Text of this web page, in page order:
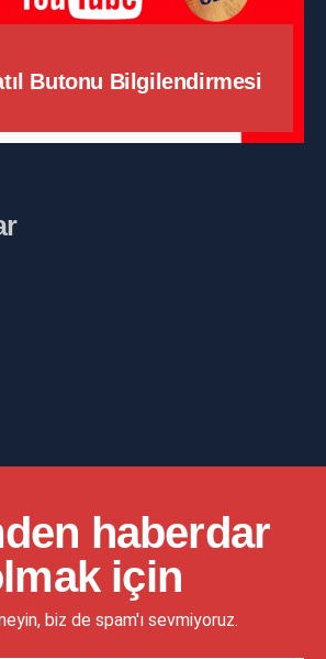
Butonu Bilgilendirmesi
haberdar
için
biz de spam'ı sevmiyoruz.